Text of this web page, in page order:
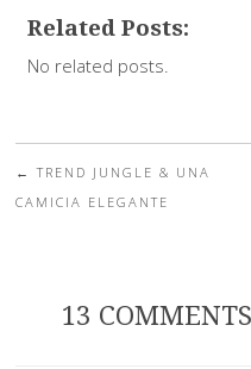
Related Posts:
No related posts.
Post
← TREND JUNGLE & UNA
CAMICIA ELEGANTE
13 COMMENTS